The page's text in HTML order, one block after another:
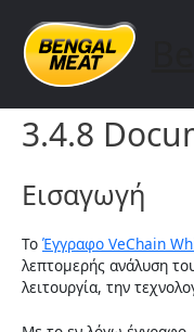
content
VeChain
3.4.8
Εισαγωγή
Το Έγγραφο VeChain
λεπτομερής ανάλυση
λειτουργία, την